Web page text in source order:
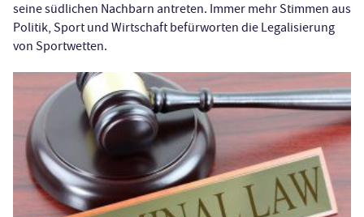
seine südlichen Nachbarn antreten. Immer mehr Stimmen aus
Politik, Sport und Wirtschaft befürworten die Legalisierung
von Sportwetten.